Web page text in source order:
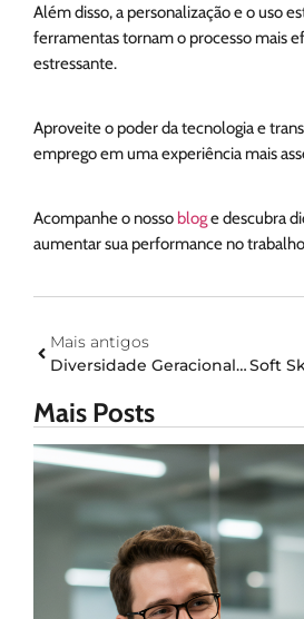
Além disso, a personalização e o uso
ferramentas tornam o processo mais
estressante.
Aproveite o poder da tecnologia e
emprego em uma experiência mais
Acompanhe o nosso bloge descubra
aumentar sua performance no
Mais antigos
Diversidade Geracional: Desafios E Vantagens De Uma Equipe Com Diferentes Faixas Etárias
Mais Posts